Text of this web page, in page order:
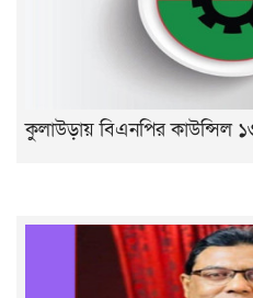
কুলাউড়ায় বিএনপির কাউন্সিল